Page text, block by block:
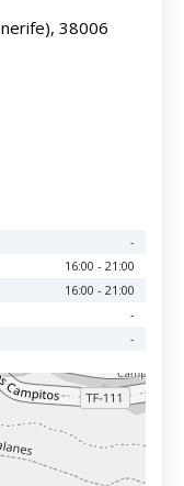
38006
-
16:00 - 21:00
16:00 - 21:00
-
-